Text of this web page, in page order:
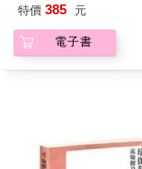
特價 385 元
電子書